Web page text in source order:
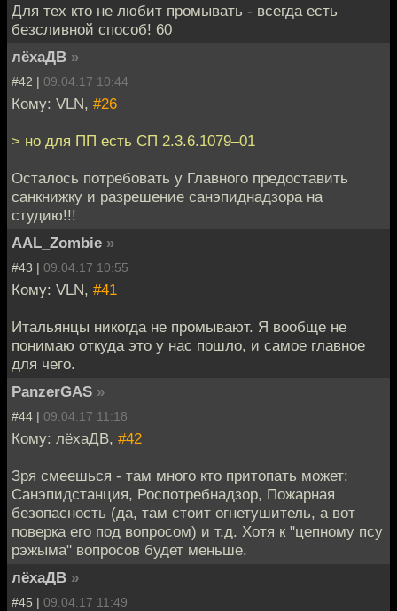
Для тех кто не любит промывать - всегда есть
безсливной способ! 60
лёхаДВ »
#42 | 09.04.17 10:44
Кому: VLN, #26
> но для ПП есть СП 2.3.6.1079–01
Осталось потребовать у Главного предоставить
санкнижку и разрешение санэпиднадзора на
студию!!!
AAL_Zombie »
#43 | 09.04.17 10:55
Кому: VLN, #41
Итальянцы никогда не промывают. Я вообще не
понимаю откуда это у нас пошло, и самое главное
для чего.
PanzerGAS »
#44 | 09.04.17 11:18
Кому: лёхаДВ, #42
Зря смеешься - там много кто притопать может:
Санэпидстанция, Роспотребнадзор, Пожарная
безопасность (да, там стоит огнетушитель, а вот
поверка его под вопросом) и т.д. Хотя к "цепному псу
рэжыма" вопросов будет меньше.
лёхаДВ »
#45 | 09.04.17 11:49